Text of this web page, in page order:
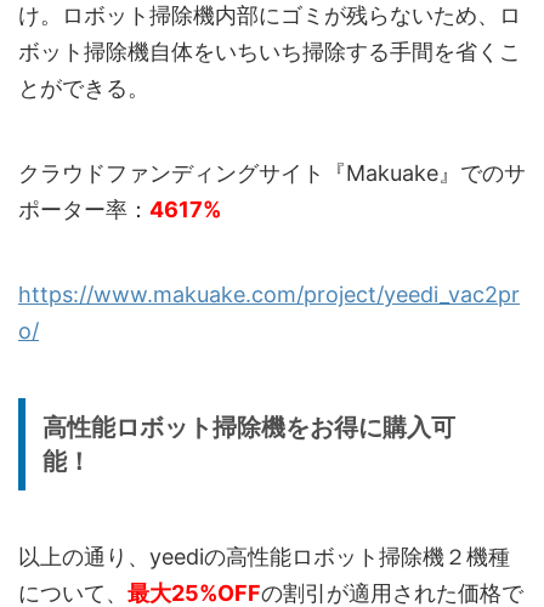
け。ロボット掃除機内部にゴミが残らないため、ロ
ボット掃除機自体をいちいち掃除する手間を省くこ
とができる。
クラウドファンディングサイト『Makuake』でのサ
ポーター率： 4617%
https://www.makuake.com/project/yeedi_vac2pr
o/
高性能ロボット掃除機をお得に購入可
能！
以上の通り、yeediの高性能ロボット掃除機２機種
について、 最大25%OFFの割引が適用された価格で